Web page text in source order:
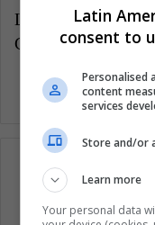
LatinAmerican
Copy edited by
Suscríbete
Latin
consent to
Personalised
content
services
Store and/or
Learn more
Your personal data